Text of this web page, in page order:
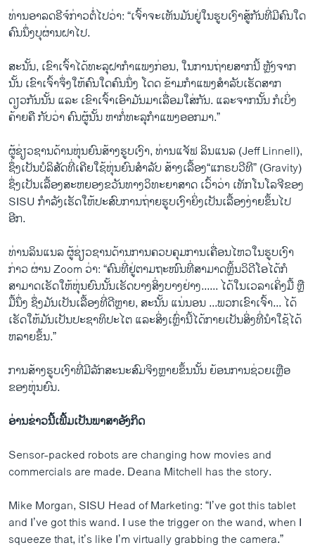
ທ່ານ​ອາ​ລດ​ຣີ​ຈ໌ກ່າວ​ຕໍ່​ໄປ​ວ່າ: “ເຈົ້າຈະເຫັນມັນຢູ່ໃນຮູບເງົາສູ້​ກັນທີ່ມີຄົນໃດ​
ຄົນ​ນຶ່ງ​ບຸຜ່ານຝາໄປ.
ສະນັ້ນ, ເຂົາເຈົ້າໄດ້ທະ​ລຸ​ຝາກຳ​ແພງກ່ອນ, ໃນ​ການ​ຖ່າຍສາກນີ້ ຫຼັງຈາກ
ນັ້ນ ເຂົາເຈົ້າຈຶ່ງໃຫ້ຄົນໃດ​ຄົນ​ນຶ່ງ ໂດດ ຂ້າມກຳແພງສຳ​ລັບ​ເຮັດ​ສາກ
ດຽວກັນນັ້ນ ແລະ ເຂົາເຈົ້າເອົາມັນມາ​ເລື່ອມ​ໃສ່​ກັນ. ແລະຈາກນັ້ນ ກໍເບິ່ງ
ຄ້າຍຄື ກັບວ່າ ຄົນຜູ້ນັ້ນ ຫາກໍ່ທະ​ລຸກຳແພງອອກມາ.”
ຜູ້ຊ່ຽວຊານດ້ານຫຸ່ນຍົນສ້າງ​ຮູບ​ເງົາ, ທ່ານ​ແຈັ​ຟ ລິນ​ແນ​ລ (Jeff Linnell),
ຊຶ່ງ​ເປັນບໍລິສັດທີ່ເຄີຍໃຊ້ຫຸ່ນຍົນສໍາລັບ ສ້າງເລື້ອງ​“ແກ​ຣບ​ວີ​ທີ” (Gravity)
ຊຶ່ງ​ເປັນ​ເລື້ອງສະ​ຫຍອງ​ຂວັນທາງວິທະຍາສາດ ເວົ້າວ່າ ເທັກ​ໂນ​ໂລ​ຈີຂອງ
SISU ກໍາລັງເຮັດໃຫ້ປະສົບການຖ່າຍ​ຮູບ​ເງົາ​ຍິ່ງ​ເປັນ​ເລື້ອງງ່າຍຂຶ້ນໄປ​
ອີກ.
ທ່ານລິນ​ແນ​ລ ຜູ້ຊ່ຽວຊານດ້ານການຄວບຄຸມການເຄື່ອນ​ໄຫວ​ໃນ​ຮູບ​ເງົາ​
ກ່າວ ຜ່ານ Zoom ວ່າ: “ຄົນ​ທີ່​ຢູ່​ຕາມ​ຖະໜົນ​ທີ່​ສາມາດ​ຫຼິ້ນ​ວິ​ດີ​ໂອ​ໄດ້ກໍ​
ສາມາດ​ເຮັດ​ໃຫ້​ຫຸ່ນ​ຍົນ​ນັ້ນ​ເຮັດ​ບາງ​ສິ່ງບາງ​ຢ່າງ...... ໄດ້ໃນເວ​ລາເຄິ່ງມື້ ຫຼື
ມື້ນຶ່ງ ຊຶ່ງມັນເປັນ​ເລື້ອງທີ່ດີຫຼາຍ, ສະນັ້ນ ແນ່ນອນ ...ພວກ​ເຂົາ​ເຈົ້າ... ໄດ້​
ເຮັດ​ໃຫ້​ມັນເປັນ​ປະ​ຊາ​ທິ​ປະ​ໄຕ ​ແລະ​ສິ່ງ​ເຫຼົ່າ​ນີ້​ໄດ້​ກາຍ​ເປັນສິ່ງ​ທີ່ນໍາ​ໃຊ້ໄດ້​
ຫລາຍ​ຂຶ້ນ.”
ການສ້າງຮູບເງົາທີ່ມີລັກສະນະສົມຈິງຫຼາຍຂຶ້ນນັ້ນ ຍ້ອນການຊ່ວຍເຫຼືອ
ຂອງຫຸ່ນຍົນ.
ອ່ານ​ຂ່າວນີ້​ເພີ້ມ​ເປັນ​ພາ​ສາ​ອັງ​ກິດ
Sensor-packed robots are changing how movies and
commercials are made. Deana Mitchell has the story.
Mike Morgan, SISU Head of Marketing: “I’ve got this tablet
and I’ve got this wand. I use the trigger on the wand, when I
squeeze that, it’s like I’m virtually grabbing the camera.”